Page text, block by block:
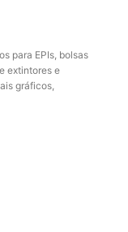
para EPIs, bolsas
extintores e
gráficos,